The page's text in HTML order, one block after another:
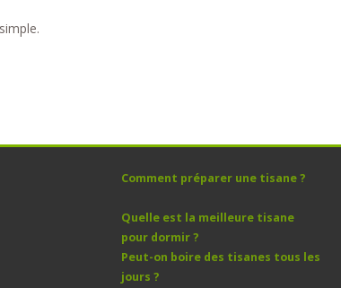
Comment préparer une tisane ?
Quelle est la meilleure tisane
pour dormir ?
Peut-on boire des tisanes tous les
jours ?